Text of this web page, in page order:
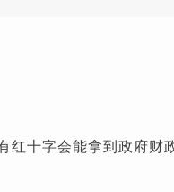
红十字会能拿到政府财